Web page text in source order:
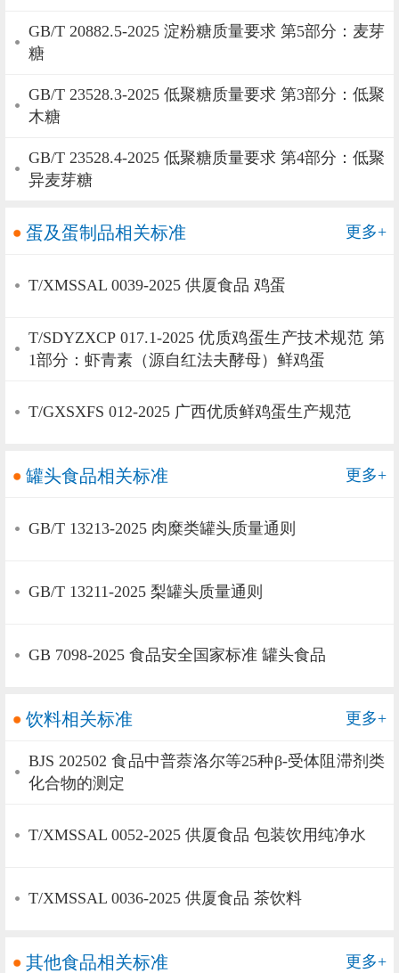
GB/T 20882.5-2025 淀粉糖质量要求 第5部分：麦芽
糖
GB/T 23528.3-2025 低聚糖质量要求 第3部分：低聚
木糖
GB/T 23528.4-2025 低聚糖质量要求 第4部分：低聚
异麦芽糖
蛋及蛋制品相关标准 更多+
T/XMSSAL 0039-2025 供厦食品 鸡蛋
T/SDYZXCP 017.1-2025 优质鸡蛋生产技术规范 第
1部分：虾青素（源自红法夫酵母）鲜鸡蛋
T/GXSXFS 012-2025 广西优质鲜鸡蛋生产规范
罐头食品相关标准 更多+
GB/T 13213-2025 肉糜类罐头质量通则
GB/T 13211-2025 梨罐头质量通则
GB 7098-2025 食品安全国家标准 罐头食品
饮料相关标准 更多+
BJS 202502 食品中普萘洛尔等25种β-受体阻滞剂类
化合物的测定
T/XMSSAL 0052-2025 供厦食品 包装饮用纯净水
T/XMSSAL 0036-2025 供厦食品 茶饮料
其他食品相关标准 更多+